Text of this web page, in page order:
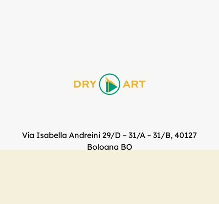
Via Isabella Andreini 29/D – 31/A – 31/B, 40127
Bologna BO